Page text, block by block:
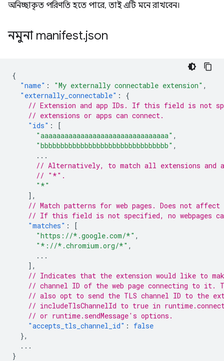
অনিচ্ছাকৃত পরিণতি হতে পারে, তাই এটি মনে রাখবেন।
নমুনা manifest.json
{
"name" : "My externally connectable extension" ,
"externally_connectable" :
{
// Extension and app IDs. If this field is not
// extensions or apps can connect.
"ids" :
[
"aaaaaaaaaaaaaaaaaaaaaaaaaaaaaaaa" ,
"bbbbbbbbbbbbbbbbbbbbbbbbbbbbbbbb" ,
...
// Alternatively, to match all extensions and
// "*".
"*"
],
// Match patterns for web pages. Does not
// If this field is not specified, no webpages
"matches" :
[
"https://*.google.com/*" ,
"*://*.chromium.org/*" ,
...
],
// Indicates that the extension would like to
// channel ID of the web page connecting to it.
// also opt to send the TLS channel ID to the
// includeTlsChannelId to true in
// or runtime.sendMessage's options.
"accepts_tls_channel_id" :
false
},
...
}